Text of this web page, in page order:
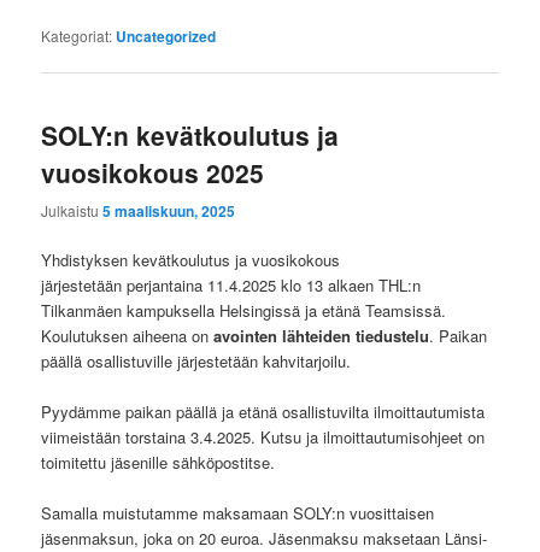
Kategoriat: Uncategorized
SOLY:n kevätkoulutus ja
vuosikokous 2025
Julkaistu5 maaliskuun, 2025
Yhdistyksen kevätkoulutus ja vuosikokous
järjestetään perjantaina 11.4.2025 klo 13 alkaen THL:n
Tilkanmäen kampuksella Helsingissä ja etänä Teamsissä.
Koulutuksen aiheena onavointen lähteiden tiedustelu. Paikan
päällä osallistuville järjestetään kahvitarjoilu.
Pyydämme paikan päällä ja etänä osallistuvilta ilmoittautumista
viimeistään torstaina 3.4.2025. Kutsu ja ilmoittautumisohjeet on
toimitettu jäsenille sähköpostitse.
Samalla muistutamme maksamaan SOLY:n vuosittaisen
jäsenmaksun, joka on 20 euroa. Jäsenmaksu maksetaan Länsi-